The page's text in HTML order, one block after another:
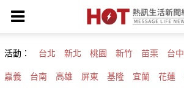
活動： 台北 新北 桃園 新竹 苗栗 台中
嘉義 台南 高雄 屏東 基隆 宜蘭 花蓮